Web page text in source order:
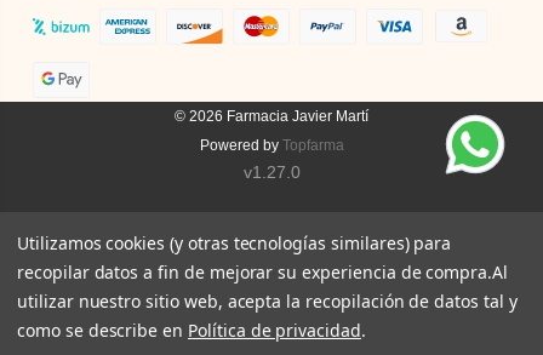
© 2026 Farmacia Javier Martí
Powered by Topfarma
v1.27.0
Utilizamos cookies (y otras tecnologías similares) para
recopilar datos a fin de mejorar su experiencia de compra.Al
utilizar nuestro sitio web, acepta la recopilación de datos tal y
como se describe en Política de privacidad.